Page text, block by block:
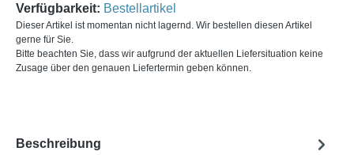
Verfügbarkeit: Bestellartikel
Dieser Artikel ist momentan nicht lagernd. Wir bestellen diesen Artikel
gerne für Sie.
Bitte beachten Sie, dass wir aufgrund der aktuellen Liefersituation keine
Zusage über den genauen Liefertermin geben können.
Beschreibung